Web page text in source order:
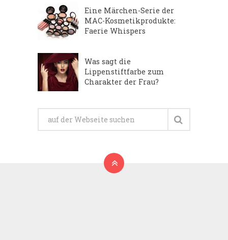
Eine Märchen-Serie der
MAC-Kosmetikprodukte:
Faerie Whispers
Was sagt die
Lippenstiftfarbe zum
Charakter der Frau?